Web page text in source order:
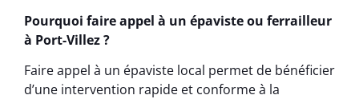
Pourquoi faire appel à un épaviste ou ferrailleur
à Port-Villez ?
Faire appel à un épaviste local permet de bénéficier
d’une intervention rapide et conforme à la